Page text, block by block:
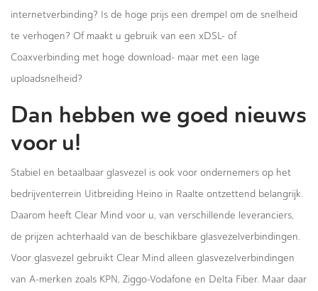
internetverbinding? Is de hoge prijs een drempel om de snelheid
te verhogen? Of maakt u gebruik van een xDSL- of
Coaxverbinding met hoge download- maar met een lage
uploadsnelheid?
Dan hebben we goed nieuws
voor u!
Stabiel en betaalbaar glasvezel is ook voor ondernemers op het
bedrijventerrein Uitbreiding Heino in Raalte ontzettend belangrijk.
Daarom heeft Clear Mind voor u, van verschillende leveranciers,
de prijzen achterhaald van de beschikbare glasvezelverbindingen.
Voor glasvezel gebruikt Clear Mind alleen glasvezelverbindingen
van A-merken zoals KPN, Ziggo-Vodafone en Delta Fiber. Maar daar